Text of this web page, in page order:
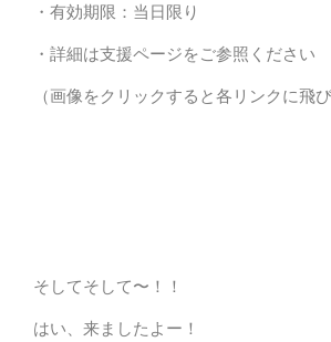
・有効期限：当日限り
・詳細は支援ページをご参照ください
（画像をクリックすると各リンクに飛び
そしてそして〜！！
はい、来ましたよー！